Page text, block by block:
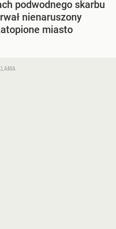
podwodnego skarbu
nienaruszony
miasto